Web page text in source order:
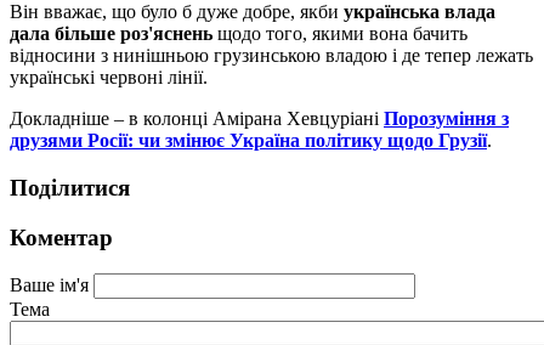
Він вважає, що було б дуже добре, якби українська влада
дала більше роз'яснень щодо того, якими вона бачить
відносини з нинішньою грузинською владою і де тепер лежать
українські червоні лінії.
Докладніше – в колонці Амірана Хевцуріані Порозуміння з
друзями Росії: чи змінює Україна політику щодо Грузії.
Поділитися
Коментар
Ваше ім'я
Тема